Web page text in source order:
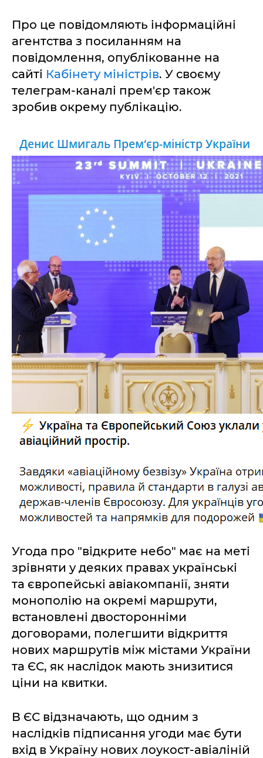
Про це повідомляють інформаційні
агентства з посиланням на
повідомлення, опублікованне на
сайті Кабінету міністрів. У своєму
телеграм-каналі прем'єр також
зробив окрему публікацію.
Угода про "відкрите небо" має на меті
зрівняти у деяких правах українські
та європейські авіакомпанії, зняти
монополію на окремі маршрути,
встановлені двосторонніми
договорами, полегшити відкриття
нових маршрутів між містами України
та ЄС, як наслідок мають знизитися
ціни на квитки.
В ЄС відзначають, що одним з
наслідків підписання угоди має бути
вхід в Україну нових лоукост-авіаліній